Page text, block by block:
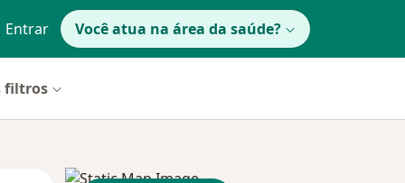
Entrar Você atua na área da saúde?
filtros